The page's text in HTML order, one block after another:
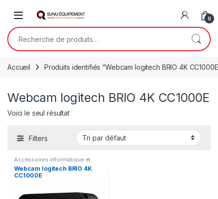
Open 0
Recherche pour :
Accueil Produits identifiés “Webcam logitech BRIO 4K
Webcam logitech BRIO 4K CC1000E
Voici le seul résultat
Filters
Accessoires informatique et
bureautique Informatiques et
bureautiques
Webcam logitech BRIO 4K
CC1000E